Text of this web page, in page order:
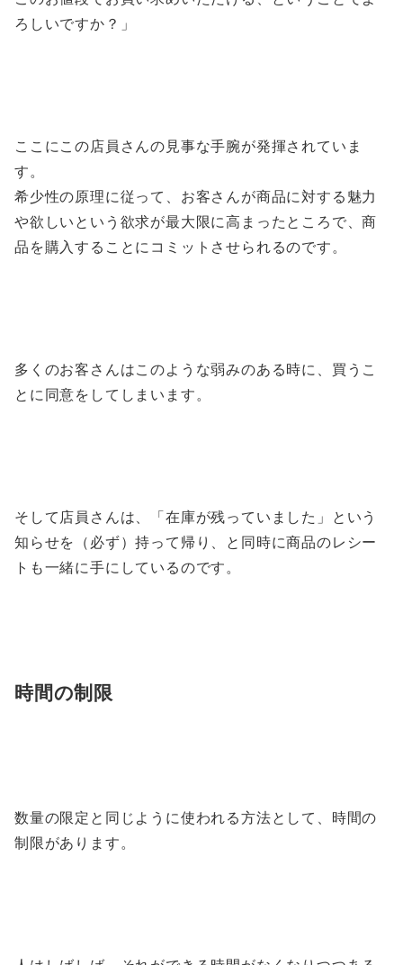
ろしいですか？」
ここにこの店員さんの見事な手腕が発揮されていま
す。
希少性の原理に従って、お客さんが商品に対する魅力
や欲しいという欲求が最大限に高まったところで、商
品を購入することにコミットさせられるのです。
多くのお客さんはこのような弱みのある時に、買うこ
とに同意をしてしまいます。
そして店員さんは、「在庫が残っていました」という
知らせを（必ず）持って帰り、と同時に商品のレシー
トも一緒に手にしているのです。
時間の制限
数量の限定と同じように使われる方法として、時間の
制限があります。